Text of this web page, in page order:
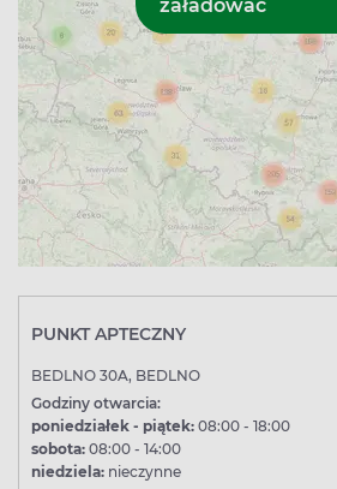
PUNKT APTECZNY
BEDLNO 30A, BEDLNO
Godziny otwarcia:
poniedziałek - piątek: 08:00 - 18:00
sobota: 08:00 - 14:00
niedziela: nieczynne